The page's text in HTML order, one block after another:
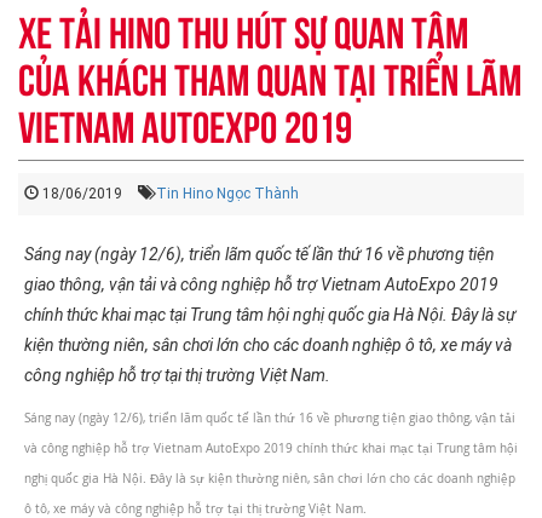
XE TẢI HINO THU HÚT SỰ QUAN TÂM
CỦA KHÁCH THAM QUAN TẠI TRIỂN LÃM
VIETNAM AUTOEXPO 2019
18/06/2019 Tin Hino Ngọc Thành
Sáng nay (ngày 12/6), triển lãm quốc tế lần thứ 16 về phương tiện
giao thông, vận tải và công nghiệp hỗ trợ Vietnam AutoExpo 2019
chính thức khai mạc tại Trung tâm hội nghị quốc gia Hà Nội. Đây là sự
kiện thường niên, sân chơi lớn cho các doanh nghiệp ô tô, xe máy và
công nghiệp hỗ trợ tại thị trường Việt Nam.
Sáng nay (ngày 12/6), triển lãm quốc tế lần thứ 16 về phương tiện giao thông, vận tải
và công nghiệp hỗ trợ Vietnam AutoExpo 2019 chính thức khai mạc tại Trung tâm hội
nghị quốc gia Hà Nội. Đây là sự kiện thường niên, sân chơi lớn cho các doanh nghiệp
ô tô, xe máy và công nghiệp hỗ trợ tại thị trường Việt Nam.